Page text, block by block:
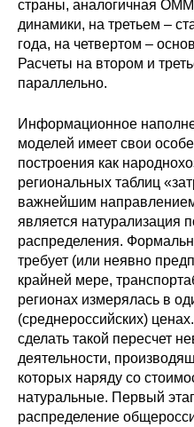
страны, аналогичная
динамики, на третьем –
года, на четвертом –
Расчеты на втором и
параллельно.
Информационное
моделей имеет свои
построения как
региональных таблиц
важнейшим
является натурализация
распределения.
требует (или неявно
крайней мере,
регионах измерялась в
(среднероссийских)
сделать такой пересчет
деятельности,
которых наряду со
натуральные. Первый
распределение